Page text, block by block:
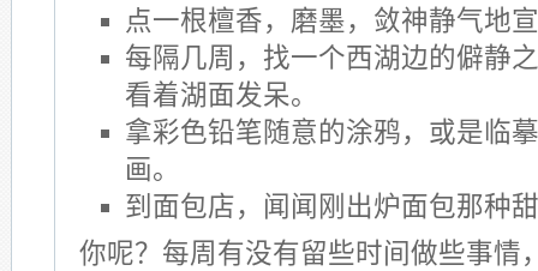
点一根檀香，磨墨，敛神静气地
每隔几周，找一个西湖边的僻静
看着湖面发呆。
拿彩色铅笔随意的涂鸦，或是临
画。
到面包店，闻闻刚出炉面包那种
你呢？每周有没有留些时间做些事情